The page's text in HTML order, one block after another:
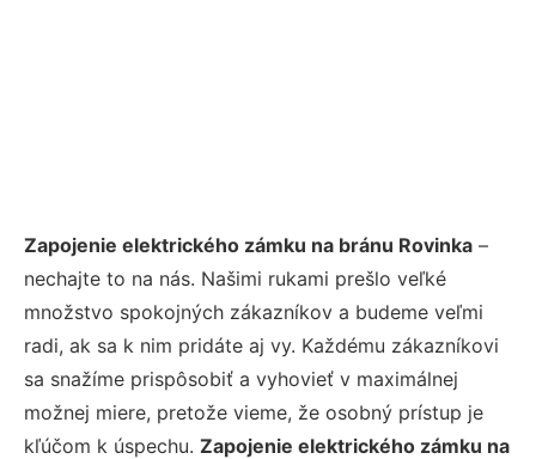
Zapojenie elektrického zámku na bránu Rovinka –
nechajte to na nás. Našimi rukami prešlo veľké
množstvo spokojných zákazníkov a budeme veľmi
radi, ak sa k nim pridáte aj vy. Každému zákazníkovi
sa snažíme prispôsobiť a vyhovieť v maximálnej
možnej miere, pretože vieme, že osobný prístup je
kľúčom k úspechu. Zapojenie elektrického zámku na